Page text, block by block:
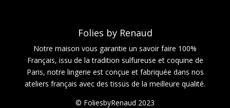
Folies by Renaud
Notre maison vous garantie un savoir faire 100%
Français, issu de la tradition sulfureuse et coquine de
Paris, notre lingerie est conçue et fabriquée dans nos
ateliers français avec des tissus de la meilleure qualité.
© FoliesbyRenaud 2023